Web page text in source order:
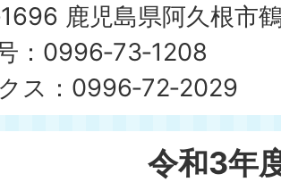
鹿児島県阿久根市
：0996‐73‐1208
ス：0996‐72‐2029
令和3年